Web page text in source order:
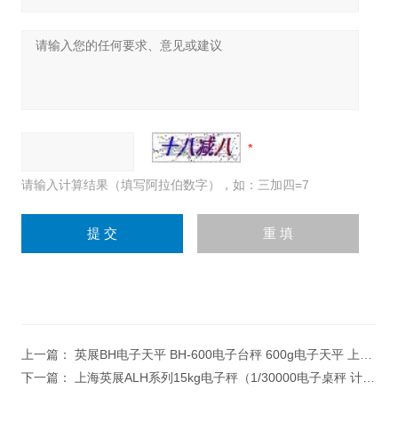
请输入计算结果（填写阿拉伯数字），如：三加四=7
上一篇： 英展BH电子天平 BH-600电子台秤 600g电子天平 上海英展电子天平维修
下一篇： 上海英展ALH系列15kg电子秤（1/30000电子桌秤 计数计重同时显示 电子秤售后一体